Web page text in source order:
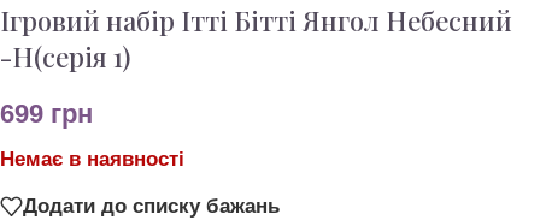
Ігровий набір Ітті Бітті Янгол Небесний
-Н(серія 1)
699 грн
Немає в наявності
Додати до списку бажань